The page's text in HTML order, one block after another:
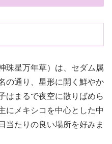
珠星万年草）は、セダム属
の通り、星形に開く鮮やか
はまるで夜空に散りばめら
にメキシコを中心とした中
当たりの良い場所を好みま